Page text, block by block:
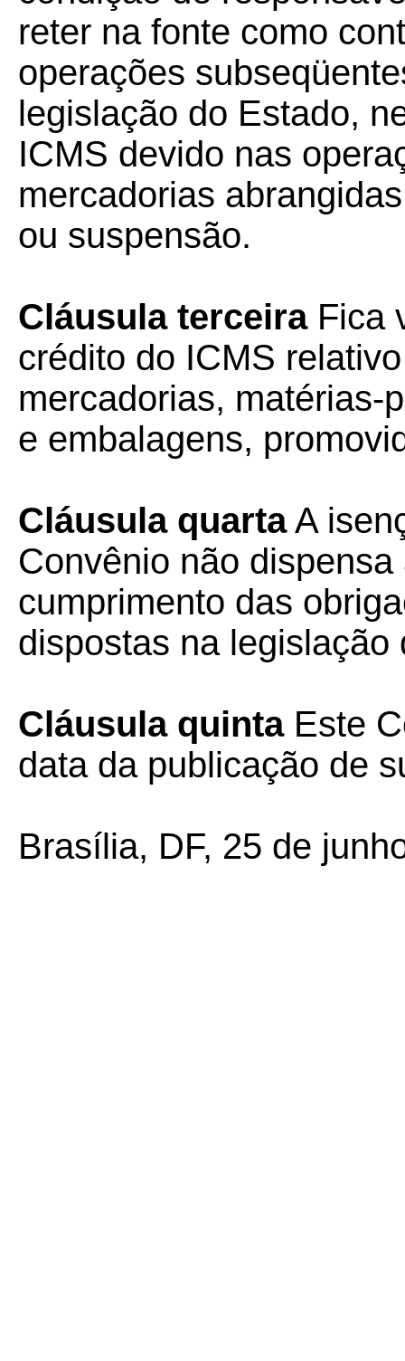
reter na fonte como
operações
legislação do Estado,
ICMS devido nas
mercadorias
ou suspensão.
Cláusula terceiraFica
crédito do ICMS
mercadorias, matérias-
e embalagens,
Cláusula quartaA
Convênio não
cumprimento das
dispostas na legislação
Cláusula quintaEste
data da publicação de
Brasília, DF, 25 de